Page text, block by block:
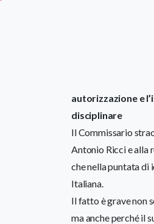
autorizzazione e
disciplinare
Il Commissario
Antonio Ricci e alla
che nella puntata di
Italiana.
Il fatto è grave non
ma anche perché il